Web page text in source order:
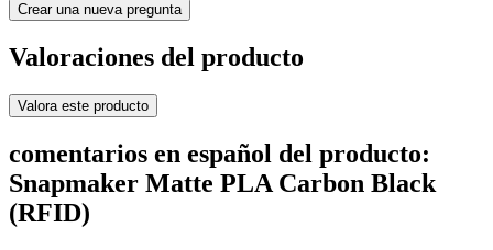
Crear una nueva pregunta
Valoraciones del producto
Valora este producto
comentarios en español del producto:
Snapmaker Matte PLA Carbon Black
(RFID)